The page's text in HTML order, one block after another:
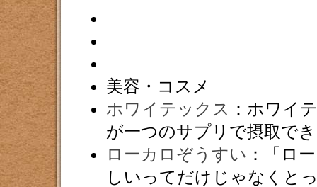
美容・コスメ
ホワイテックス ：ホワイ
が一つのサプリで摂取で
ローカロぞうすい ：「ロ
しいってだけじゃなくと